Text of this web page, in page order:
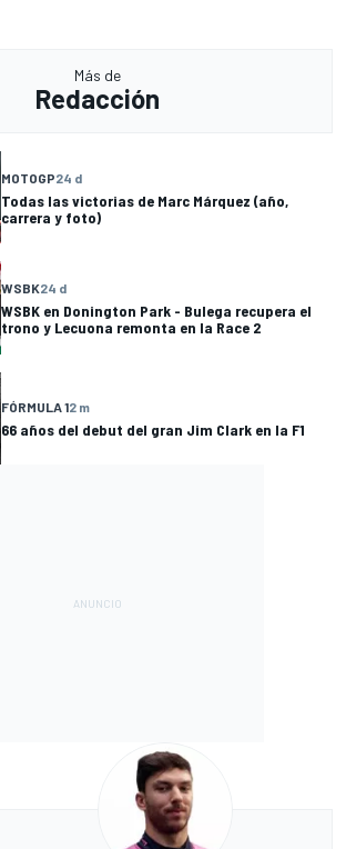
Más de
Redacción
MOTOGP24 d
Todas las victorias de Marc Márquez (año,
carrera y foto)
WSBK24 d
WSBK en Donington Park - Bulega recupera el
trono y Lecuona remonta en la Race 2
FÓRMULA 12 m
66 años del debut del gran Jim Clark en la F1